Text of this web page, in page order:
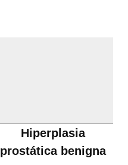
Hiperplasia
prostática benigna